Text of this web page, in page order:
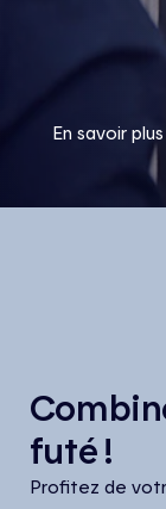
En savoir
futé !
Profitez de